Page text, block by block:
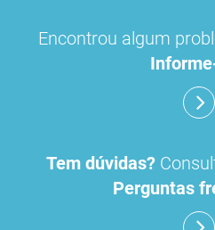
Encontrou algum
Tem dúvidas?
Perguntas